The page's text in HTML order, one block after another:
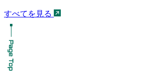
すべてを見る